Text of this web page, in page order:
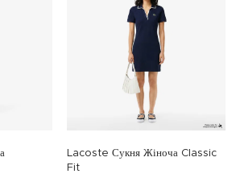
Lacoste Сукня Жіноча Classic
Fit